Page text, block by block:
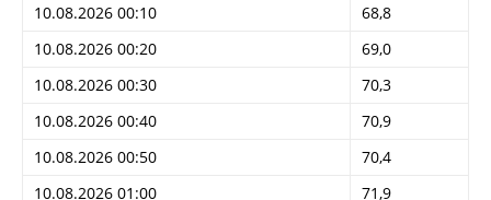
10.08.2026 00:10
68,8
10.08.2026 00:20
69,0
10.08.2026 00:30
70,3
10.08.2026 00:40
70,9
10.08.2026 00:50
70,4
10.08.2026 01:00
71,9